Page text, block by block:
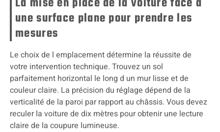
une surface plane pour prendre les
mesures
Le choix de l emplacement détermine la réussite de
votre intervention technique. Trouvez un sol
parfaitement horizontal le long d un mur lisse et de
couleur claire. La précision du réglage dépend de la
verticalité de la paroi par rapport au châssis. Vous devez
reculer la voiture de dix mètres pour obtenir une lecture
claire de la coupure lumineuse.